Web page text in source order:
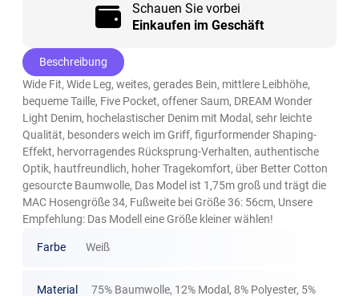
Schauen Sie vorbei
Einkaufen im Geschäft
Beschreibung
Wide Fit, Wide Leg, weites, gerades Bein, mittlere Leibhöhe,
bequeme Taille, Five Pocket, offener Saum, DREAM Wonder
Light Denim, hochelastischer Denim mit Modal, sehr leichte
Qualität, besonders weich im Griff, figurformender Shaping-
Effekt, hervorragendes Rücksprung-Verhalten, authentische
Optik, hautfreundlich, hoher Tragekomfort, über Better Cotton
gesourcte Baumwolle, Das Model ist 1,75m groß und trägt die
MAC Hosengröße 34, Fußweite bei Größe 36: 56cm, Unsere
Empfehlung: Das Modell eine Größe kleiner wählen!
Farbe Weiß
Material
75% Baumwolle, 12% Modal, 8% Polyester, 5%